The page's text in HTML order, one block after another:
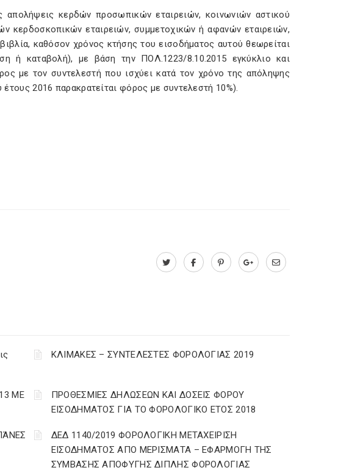
κερδών προσωπικών εταιρειών, κοινωνιών αστικού
κερδοσκοπικών εταιρειών, συμμετοχικών ή αφανών εταιρειών,
καθόσον χρόνος κτήσης του εισοδήματος αυτού θεωρείται
ή καταβολή), με βάση την ΠΟΛ.1223/8.10.2015 εγκύκλιο και
με τον συντελεστή που ισχύει κατά τον χρόνο της απόληψης
2016 παρακρατείται φόρος με συντελεστή 10%).
ΚΛΙΜΑΚΕΣ – ΣΥΝΤΕΛΕΣΤΕΣ ΦΟΡΟΛΟΓΙΑΣ 2019
ΜΕ
ΠΡΟΘΕΣΜΙΕΣ ΔΗΛΩΣΕΩΝ ΚΑΙ ΔΟΣΕΙΣ ΦΟΡΟΥ
ΕΙΣΟΔΗΜΑΤΟΣ ΓΙΑ ΤΟ ΦΟΡΟΛΟΓΙΚΟ ΕΤΟΣ 2018
ΔΕΔ 1140/2019 ΦΟΡΟΛΟΓΙΚΗ ΜΕΤΑΧΕΙΡΙΣΗ
ΕΙΣΟΔΗΜΑΤΟΣ ΑΠΟ ΜΕΡΙΣΜΑΤΑ – ΕΦΑΡΜΟΓΗ ΤΗΣ
ΣΥΜΒΑΣΗΣ ΑΠΟΦΥΓΗΣ ΔΙΠΛΗΣ ΦΟΡΟΛΟΓΙΑΣ